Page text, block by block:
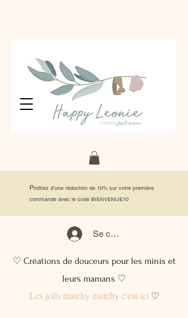
Profitez d'une réduction de 10% sur votre première
commande avec le code BIENVENUE10
Se connecter
♡ Créations de douceurs pour les minis et
leurs mamans ♡
Les jolis matchy matchy c'est ici♡